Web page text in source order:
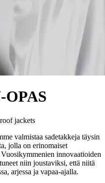
jackets
valmistaa sadetakkeja täysin
jolla on erinomaiset
innovaatioiden
niin joustaviksi, että niitä
arjessa ja vapaa-ajalla.